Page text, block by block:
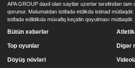
APA GROUP daxil olan saytlar uzerlər tərəfindən tam
qorunur. Məlumatdan istifadə etdikdə istinad
istifadə edildikdə müvafiq keçidin qoyulması mütləqdir.
Bütün xəbərlər
Top oyunlar
Döyüş növləri
Digər